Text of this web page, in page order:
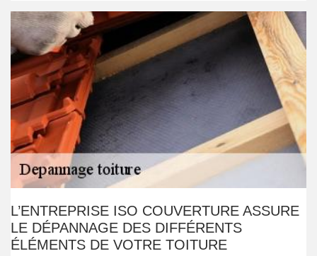
L’ENTREPRISE ISO COUVERTURE ASSURE
LE DÉPANNAGE DES DIFFÉRENTS
ÉLÉMENTS DE VOTRE TOITURE